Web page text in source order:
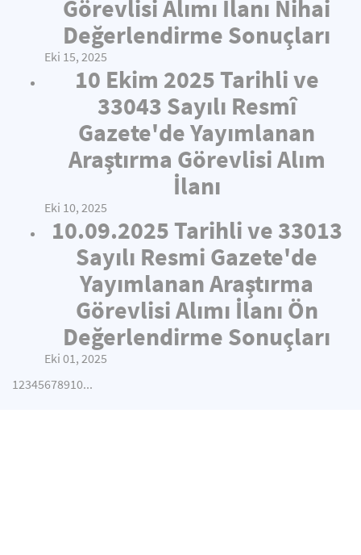
Görevlisi Alımı İlanı Nihai
Değerlendirme Sonuçları
Eki 15, 2025
10 Ekim 2025 Tarihli ve
33043 Sayılı Resmî
Gazete'de Yayımlanan
Araştırma Görevlisi Alım
İlanı
Eki 10, 2025
10.09.2025 Tarihli ve 33013
Sayılı Resmi Gazete'de
Yayımlanan Araştırma
Görevlisi Alımı İlanı Ön
Değerlendirme Sonuçları
Eki 01, 2025
12345678910...